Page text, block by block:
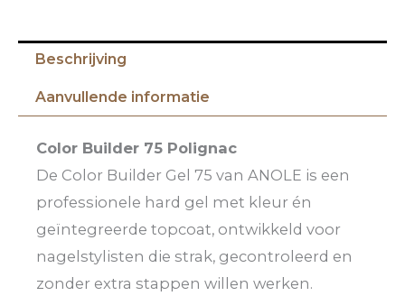
Beschrijving
Aanvullende informatie
Color Builder 75 Polignac
De Color Builder Gel 75 van ANOLE is een
professionele hard gel met kleur én
geïntegreerde topcoat, ontwikkeld voor
nagelstylisten die strak, gecontroleerd en
zonder extra stappen willen werken.